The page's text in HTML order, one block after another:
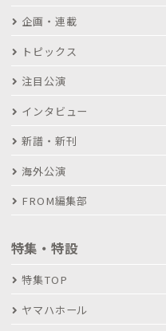
企画・連載
トピックス
注目公演
インタビュー
新譜・新刊
海外公演
FROM編集部
特集・特設
特集TOP
ヤマハホール